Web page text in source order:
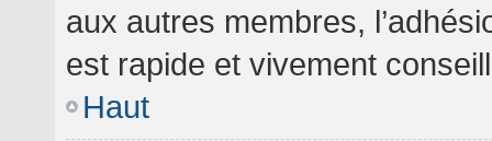
aux autres membres,
est rapide et vivement
Haut